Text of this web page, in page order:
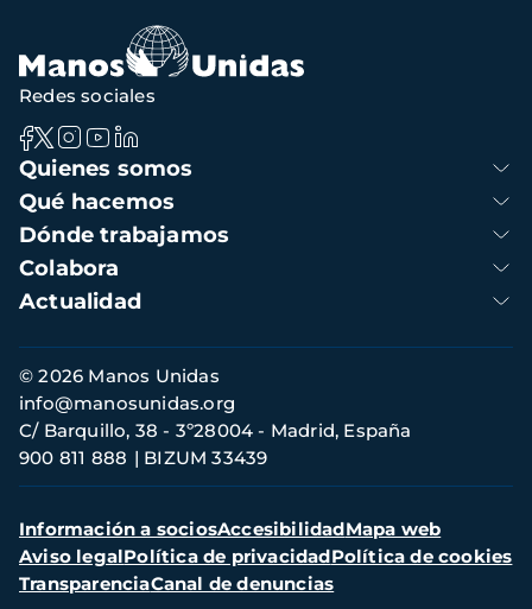
Navegación
principal
Quienes somos
Qué hacemos
Dónde trabajamos
Colabora
Actualidad
Redes sociales
Información
de
contacto
© 2026 Manos Unidas
C/ Barquillo, 38 - 3º28004 - Madrid, España
900 811 888
BIZUM 33439
info@manosunidas.org
Menú
secundario
Información a sociosAccesibilidadMapa web
Aviso legalPolítica de privacidadPolítica de cookies
TransparenciaCanal de denuncias